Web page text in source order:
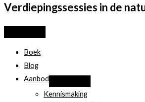
Verdiepingssessies in de
Boek
Blog
Aanbod
Kennismaking